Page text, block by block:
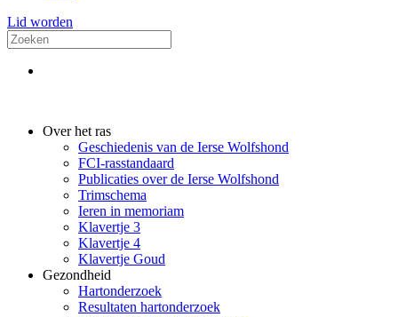
Lid worden
Over het ras
Geschiedenis van de Ierse Wolfshond
FCI-rasstandaard
Publicaties over de Ierse Wolfshond
Trimschema
Ieren in memoriam
Klavertje 3
Klavertje 4
Klavertje Goud
Gezondheid
Hartonderzoek
Resultaten hartonderzoek